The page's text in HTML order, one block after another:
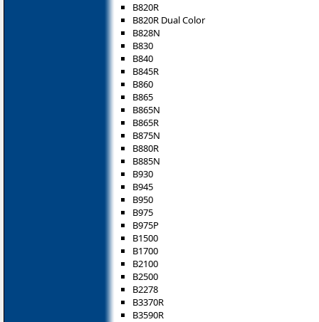
B820R
B820R Dual Color
B828N
B830
B840
B845R
B860
B865
B865N
B865R
B875N
B880R
B885N
B930
B945
B950
B975
B975P
B1500
B1700
B2100
B2500
B2278
B3370R
B3590R